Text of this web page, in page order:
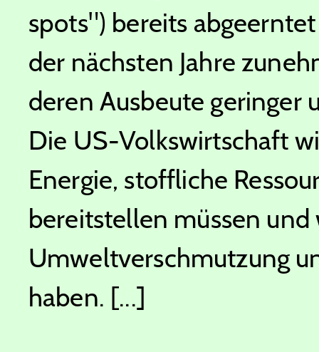
spots") bereits
der nächsten Jahre
deren Ausbeute geringer
Die US-Volkswirtschaft
Energie, stoffliche
bereitstellen müssen
Umweltverschmutzung
haben. [...]